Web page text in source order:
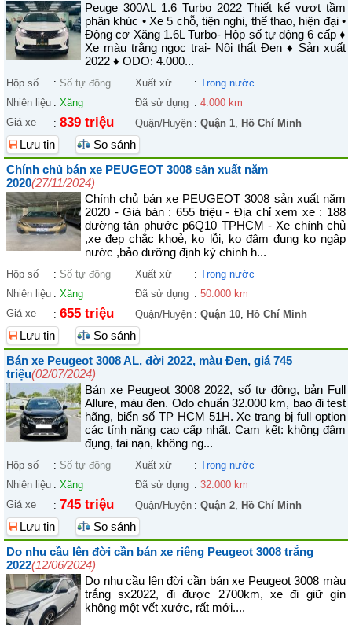
Peuge 300AL 1.6 Turbo 2022 Thiết kế vượt tầm
phân khúc • Xe 5 chỗ, tiện nghi, thể thao, hiện đại •
Động cơ Xăng 1.6L Turbo- Hộp số tự động 6 cấp ♦
Xe màu trắng ngọc trai- Nội thất Đen ♦ Sản xuất
2022 ♦ ODO: 4.000...
Hộp số : Số tự động Xuất xứ : Trong nước
Nhiên liệu : Xăng Đã sử dụng : 4.000 km
Giá xe
: 839 triệu Quận/Huyện : Quận 1, Hồ Chí Minh
Lưu tin
So sánh
Chính chủ bán xe PEUGEOT 3008 sản xuất năm
2020(27/11/2024)
Chính chủ bán xe PEUGEOT 3008 sản xuất năm
2020 - Giá bán : 655 triệu - Địa chỉ xem xe : 188
đường tân phước p6Q10 TPHCM - Xe chính chủ
,xe đẹp chắc khoẻ, ko lỗi, ko đâm đụng ko ngập
nước ,bảo dưỡng định kỳ chính h...
Hộp số : Số tự động Xuất xứ : Trong nước
Nhiên liệu : Xăng Đã sử dụng : 50.000 km
Giá xe
: 655 triệu Quận/Huyện : Quận 10, Hồ Chí Minh
Lưu tin
So sánh
Bán xe Peugeot 3008 AL, đời 2022, màu Đen, giá 745
triệu(02/07/2024)
Bán xe Peugeot 3008 2022, số tự động, bản Full
Allure, màu đen. Odo chuẩn 32.000 km, bao đi test
hãng, biển số TP HCM 51H. Xe trang bị full option
các tính năng cao cấp nhất. Cam kết: không đâm
đụng, tai nạn, không ng...
Hộp số : Số tự động Xuất xứ : Trong nước
Nhiên liệu : Xăng Đã sử dụng : 32.000 km
Giá xe
: 745 triệu Quận/Huyện : Quận 2, Hồ Chí Minh
Lưu tin
So sánh
Do nhu cầu lên đời cần bán xe riêng Peugeot 3008 trắng
2022(12/06/2024)
Do nhu cầu lên đời cần bán xe Peugeot 3008 màu
trắng sx2022, đi được 2700km, xe đi giữ gìn
không một vết xước, rất mới....